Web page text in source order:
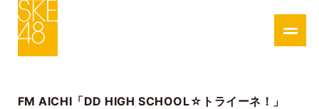
FM AICHI「DD HIGH SCHOOL☆トライーネ！」